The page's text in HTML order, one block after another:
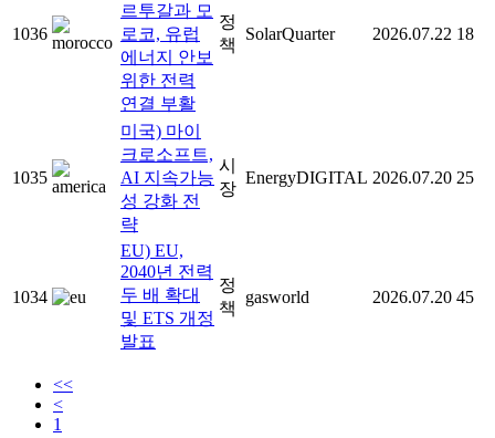
1036
르투갈과 모
로코, 유럽
에너지 안보
위한 전력
연결 부활
정
책
SolarQuarter 2026.07.22 18
1035
미국) 마이
크로소프트,
AI 지속가능
성 강화 전
략
시
장
EnergyDIGITAL 2026.07.20 25
1034
EU) EU,
2040년 전력
두 배 확대
및 ETS 개정
발표
정
책
gasworld 2026.07.20 45
<<
<
1